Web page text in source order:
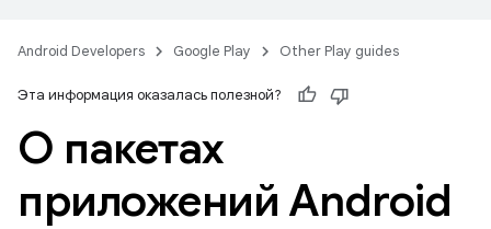
Android Developers Google Play Other Play guides
Эта информация оказалась полезной?
О пакетах
приложений Android